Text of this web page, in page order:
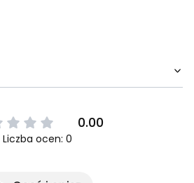
0.00
Liczba ocen: 0